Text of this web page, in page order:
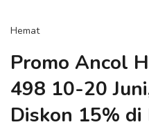
Hemat
Promo Ancol
498 10-20
Diskon 15%